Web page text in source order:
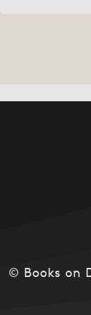
© Books on